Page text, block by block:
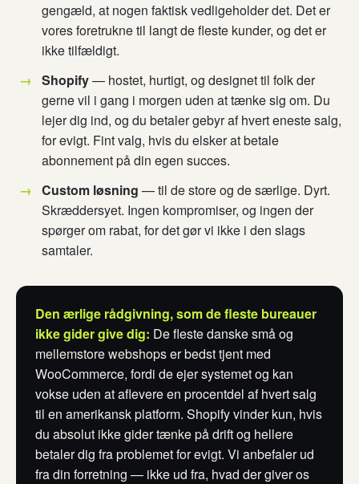
gengæld, at nogen faktisk vedligeholder det. Det er
vores foretrukne til langt de fleste kunder, og det er
ikke tilfældigt.
Shopify— hostet, hurtigt, og designet til folk der
gerne vil i gang i morgen uden at tænke sig om. Du
lejer dig ind, og du betaler gebyr af hvert eneste salg,
for evigt. Fint valg, hvis du elsker at betale
abonnement på din egen succes.
Custom løsning — til de store og de særlige. Dyrt.
Skræddersyet. Ingen kompromiser, og ingen der
spørger om rabat, for det gør vi ikke i den slags
samtaler.
Den ærlige rådgivning, som de fleste bureauer
ikke gider give dig: De fleste danske små og
mellemstore webshops er bedst tjent med
WooCommerce, fordi de ejer systemet og kan
vokse uden at aflevere en procentdel af hvert salg
til en amerikansk platform. Shopify vinder kun, hvis
du absolut ikke gider tænke på drift og hellere
betaler dig fra problemet for evigt. Vi anbefaler ud
fra din forretning — ikke ud fra, hvad der giver os